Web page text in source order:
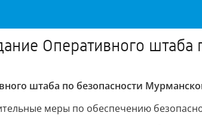
Оперативного
штаба по безопасности
меры по обеспечению